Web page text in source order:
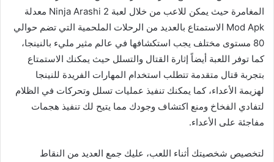
المغامرة حيث يمكن للاعب من خلال لعبة Ninja Arashi 2 معدلة
Mod Apk الاستمتاع بالعديد من الرحلات الملحمية التي تضم حوالي
80 مستوى مختلف يجب استكشافها في عالم مثير مليء بالنينجا،
كما توفر اللعبة أيضاً إثارة القتال والتسلل حيث يمكنك الاستمتاع
بتجربة قتال متقدمة تتطلب استخدام المهارات الفريدة للنينجا
لهزيمة الأعداء، كما يمكنك تنفيذ عمليات تسلل وتحركات في الظلام
لتفادي الفخاخ ومنع اكتشاف وجودك مما يتيح لك تنفيذ هجمات
مفاجئة على الأعداء.
لتخصيص شخصيتك أثناء اللعب، عليك جمع العديد من النقاط